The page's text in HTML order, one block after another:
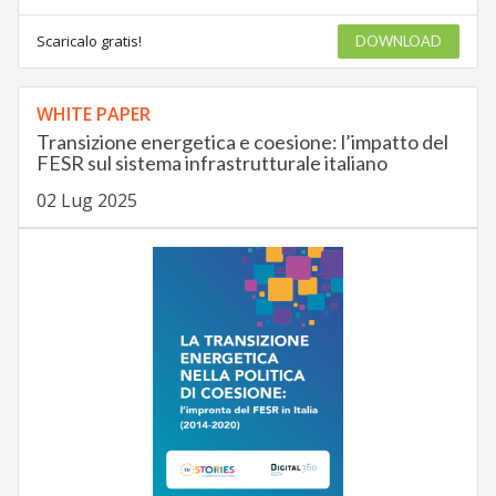
Scaricalo gratis! DOWNLOAD
WHITE PAPER
Transizione energetica e coesione: l’impatto del
FESR sul sistema infrastrutturale italiano
02 Lug 2025